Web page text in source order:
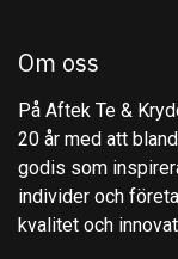
Om oss
På Aftek Te &
20 år med att
godis som
individer och
kvalitet och